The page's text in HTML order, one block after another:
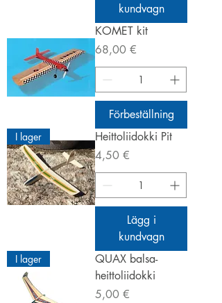
kundvagn
KOMET kit
Pris
68,00 €
Förbeställning
I lager
Heittoliidokki Pit
Pris
4,50 €
Lägg i
kundvagn
I lager
QUAX balsa-
heittoliidokki
Pris
5,00 €